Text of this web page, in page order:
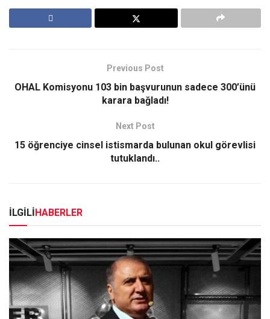
Previous Post
OHAL Komisyonu 103 bin başvurunun sadece 300’ünü
karara bağladı!
Next Post
15 öğrenciye cinsel istismarda bulunan okul görevlisi
tutuklandı..
İLGİLİHABERLER